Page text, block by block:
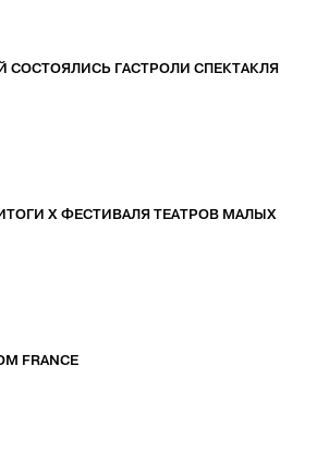
СОСТОЯЛИСЬ ГАСТРОЛИ СПЕКТАКЛЯ
Х ФЕСТИВАЛЯ ТЕАТРОВ МАЛЫХ
FRANCE